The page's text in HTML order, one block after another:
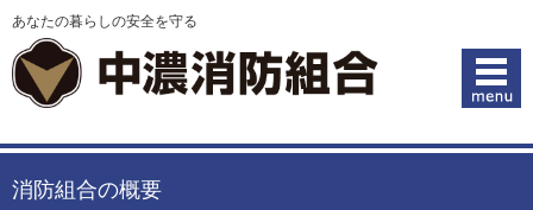
あなたの暮らしの安全を守る
消防組合の概要